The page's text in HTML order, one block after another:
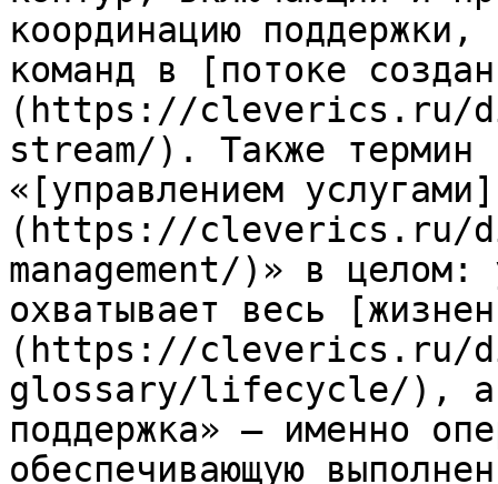
координацию
команд в [потоке
(https://cleverics.ru/
stream/). Также термин
«[управлением услугами]
(https://cleverics.ru/
management/)» в целом:
охватывает весь
(https://cleverics.ru/
glossary/lifecycle/), а
поддержка» — именно
обеспечивающую